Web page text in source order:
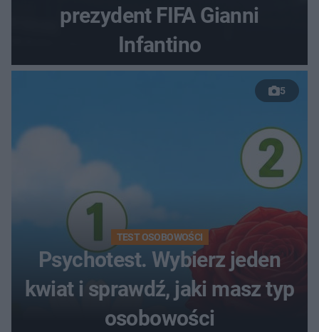
prezydent FIFA Gianni
Infantino
5
TEST OSOBOWOŚCI
Psychotest. Wybierz jeden
kwiat i sprawdź, jaki masz typ
osobowości